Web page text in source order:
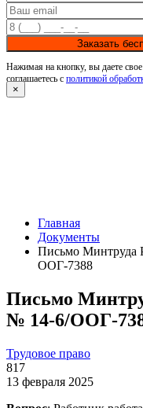
Заказать
Нажимая на кнопку, вы даете свое
соглашаетесь с политикой
×
Главная
Документы
Письмо Минтруда
ООГ-7388
Письмо
№ 14-6/ООГ-
Трудовое право
817
13 февраля 2025